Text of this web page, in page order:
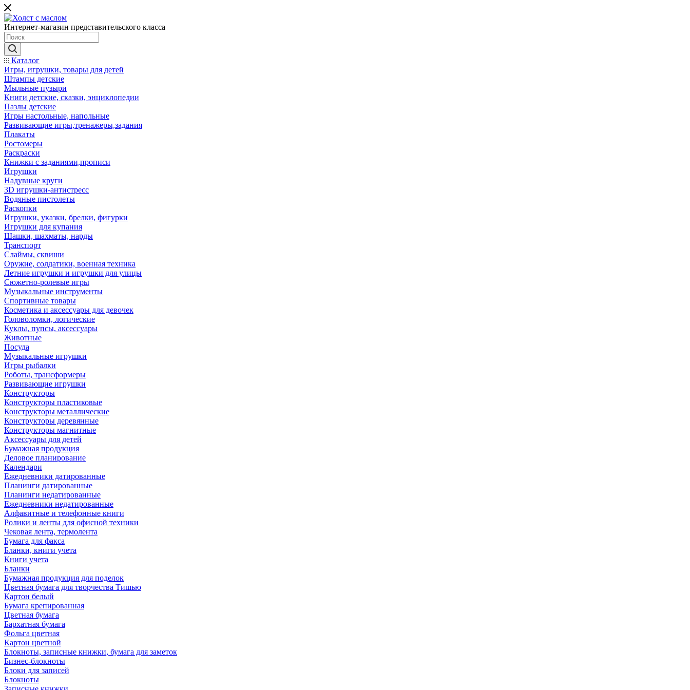
Интернет-магазин представительского класса
Каталог
Игры, игрушки, товары для детей
Штампы детские
Мыльные пузыри
Книги детские, сказки, энциклопедии
Пазлы детские
Игры настольные, напольные
Развивающие игры,тренажеры,задания
Плакаты
Ростомеры
Раскраски
Книжки с заданиями,прописи
Игрушки
Надувные круги
3D игрушки-антистресс
Водяные пистолеты
Раскопки
Игрушки, указки, брелки, фигурки
Игрушки для купания
Шашки, шахматы, нарды
Транспорт
Слаймы, сквиши
Оружие, солдатики, военная техника
Летние игрушки и игрушки для улицы
Сюжетно-ролевые игры
Музыкальные инструменты
Спортивные товары
Косметика и аксессуары для девочек
Головоломки, логические
Куклы, пупсы, аксессуары
Животные
Посуда
Музыкальные игрушки
Игры рыбалки
Роботы, трансформеры
Развивающие игрушки
Конструкторы
Конструкторы пластиковые
Конструкторы металлические
Конструкторы деревянные
Конструкторы магнитные
Аксессуары для детей
Бумажная продукция
Деловое планирование
Календари
Ежедневники датированные
Планинги датированные
Планинги недатированные
Ежедневники недатированные
Алфавитные и телефонные книги
Ролики и ленты для офисной техники
Чековая лента, термолента
Бумага для факса
Бланки, книги учета
Книги учета
Бланки
Бумажная продукция для поделок
Цветная бумага для творчества Тишью
Картон белый
Бумага крепированная
Цветная бумага
Бархатная бумага
Фольга цветная
Картон цветной
Блокноты, записные книжки, бумага для заметок
Бизнес-блокноты
Блоки для записей
Блокноты